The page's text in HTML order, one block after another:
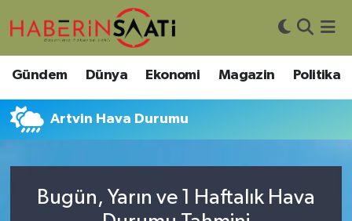
Gündem Dünya Ekonomi Magazin Politika
Artvin Hava Durumu
Bugün, Yarın ve 1 Haftalık Hava
Asayiş
Bilim ve Teknoloji
Çevre
Nöbetçi Eczaneler
Hava Durumu
Trafik Durumu